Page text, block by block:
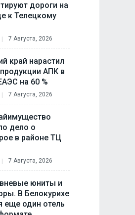
дороги на
к Телецкому
7 Августа, 2026
край нарастил
АПК в
на 60 %
7 Августа, 2026
дело о
в районе ТЦ
7 Августа, 2026
юниты и
В Белокурихе
еще один отель